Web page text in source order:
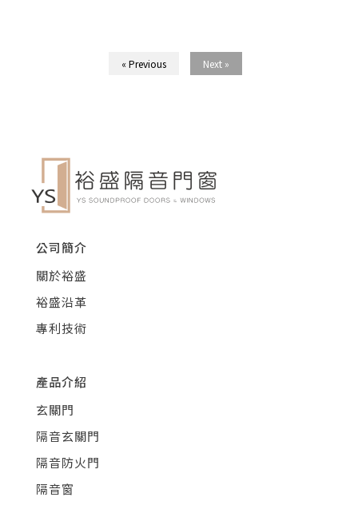
« Previous Next »
公司簡介
關於裕盛
裕盛沿革
專利技術
產品介紹
玄關門
隔音玄關門
隔音防火門
隔音窗